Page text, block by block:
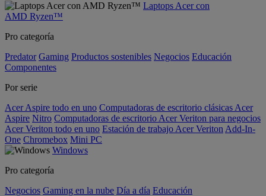
Laptops Acer con
AMD Ryzen™
Pro categoría
Predator Gaming Productos sostenibles Negocios Educación
Componentes
Por serie
Acer Aspire todo en uno Computadoras de escritorio clásicas Acer
Aspire Nitro Computadoras de escritorio Acer Veriton para negocios
Acer Veriton todo en uno Estación de trabajo Acer Veriton Add-In-
One Chromebox Mini PC
Windows
Pro categoría
Negocios Gaming en la nube Día a día Educación